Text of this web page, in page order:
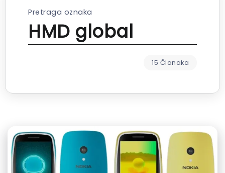
Pretraga oznaka
HMD global
15 Članaka